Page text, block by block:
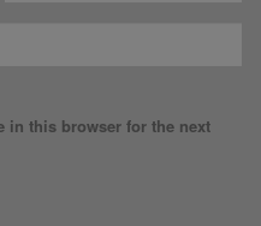
in this browser for the next